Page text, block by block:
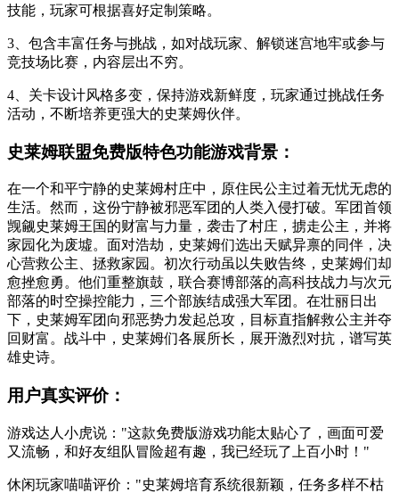
技能，玩家可根据喜好定制策略。
3、包含丰富任务与挑战，如对战玩家、解锁迷宫地牢或参与
竞技场比赛，内容层出不穷。
4、关卡设计风格多变，保持游戏新鲜度，玩家通过挑战任务
活动，不断培养更强大的史莱姆伙伴。
史莱姆联盟免费版特色功能游戏背景：
在一个和平宁静的史莱姆村庄中，原住民公主过着无忧无虑的
生活。然而，这份宁静被邪恶军团的人类入侵打破。军团首领
觊觎史莱姆王国的财富与力量，袭击了村庄，掳走公主，并将
家园化为废墟。面对浩劫，史莱姆们选出天赋异禀的同伴，决
心营救公主、拯救家园。初次行动虽以失败告终，史莱姆们却
愈挫愈勇。他们重整旗鼓，联合赛博部落的高科技战力与次元
部落的时空操控能力，三个部族结成强大军团。在壮丽日出
下，史莱姆军团向邪恶势力发起总攻，目标直指解救公主并夺
回财富。战斗中，史莱姆们各展所长，展开激烈对抗，谱写英
雄史诗。
用户真实评价：
游戏达人小虎说："这款免费版游戏功能太贴心了，画面可爱
又流畅，和好友组队冒险超有趣，我已经玩了上百小时！"
休闲玩家喵喵评价："史莱姆培育系统很新颖，任务多样不枯